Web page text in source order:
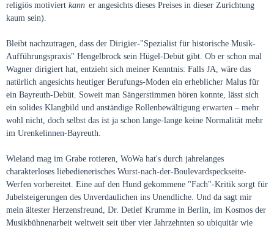
religiös motiviert kann er angesichts dieses Preises in dieser Zurichtung
kaum sein).
Bleibt nachzutragen, dass der Dirigier-"Spezialist für historische Musik-
Aufführungspraxis" Hengelbrock sein Hügel-Debüt gibt. Ob er schon mal
Wagner dirigiert hat, entzieht sich meiner Kenntnis: Falls JA, wäre das
natürlich angesichts heutiger Berufungs-Moden ein erheblicher Malus für
ein Bayreuth-Debüt. Soweit man Sängerstimmen hören konnte, lässt sich
ein solides Klangbild und anständige Rollenbewältigung erwarten – mehr
wohl nicht, doch selbst das ist ja schon lange-lange keine Normalität mehr
im Urenkelinnen-Bayreuth.
Wieland mag im Grabe rotieren, WoWa hat's durch jahrelanges
charakterloses liebedienerisches Wurst-nach-der-Boulevardspeckseite-
Werfen vorbereitet. Eine auf den Hund gekommene "Fach"-Kritik sorgt für
Jubelsteigerungen des Unverdaulichen ins Unendliche. Und da sagt mir
mein ältester Herzensfreund, Dr. Detlef Krumme in Berlin, im Kosmos der
Musikbühnenarbeit weltweit seit über vier Jahrzehnten so ubiquitär wie